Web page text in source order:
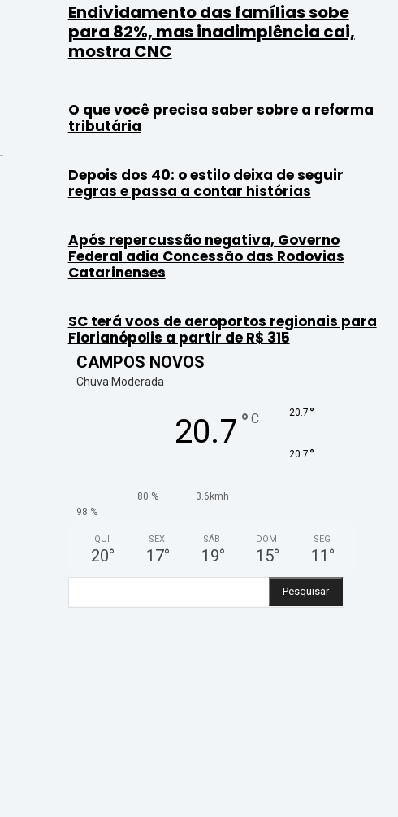
Endividamento das famílias sobe
para 82%, mas inadimplência cai,
mostra CNC
O que você precisa saber sobre a reforma
tributária
Depois dos 40: o estilo deixa de seguir
regras e passa a contar histórias
Após repercussão negativa, Governo
Federal adia Concessão das Rodovias
Catarinenses
SC terá voos de aeroportos regionais para
Florianópolis a partir de R$ 315
CAMPOS NOVOS
Chuva Moderada
20.7 ° C 20.7 °
20.7 °
80 %
3.6kmh
98 %
QUI
20°
SEX
17°
SÁB
19°
DOM
15°
SEG
11 °
Pesquisar